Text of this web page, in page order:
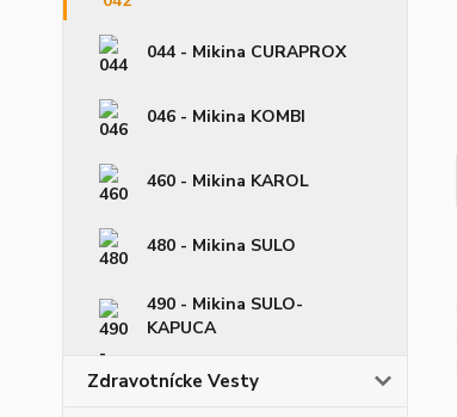
044 - Mikina CURAPROX
046 - Mikina KOMBI
460 - Mikina KAROL
480 - Mikina SULO
490 - Mikina SULO-
KAPUCA
Zdravotnícke Vesty